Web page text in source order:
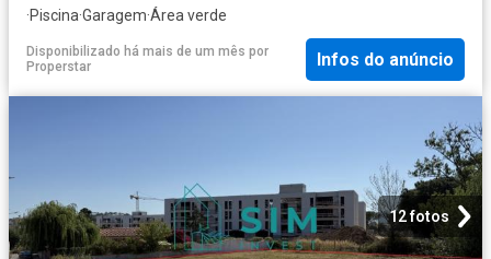
·Piscina·Garagem·Área verde
Disponibilizado há mais de um mês por
Properstar
Infos do anúncio
12 fotos